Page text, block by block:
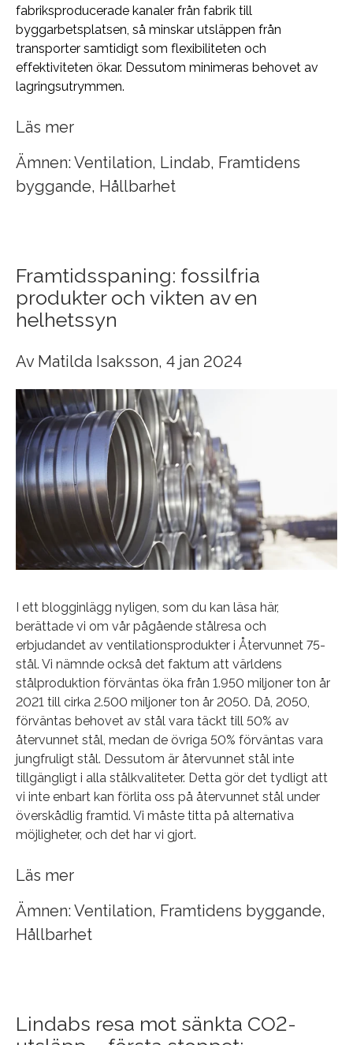
fabriksproducerade kanaler från fabrik till
byggarbetsplatsen, så minskar utsläppen från
transporter samtidigt som flexibiliteten och
effektiviteten ökar. Dessutom minimeras behovet av
lagringsutrymmen.
Läs mer
Ämnen: Ventilation, Lindab, Framtidens
byggande, Hållbarhet
Framtidsspaning: fossilfria
produkter och vikten av en
helhetssyn
Av Matilda Isaksson, 4 jan 2024
I ett blogginlägg nyligen, som du kan läsa här,
berättade vi om vår pågående stålresa och
erbjudandet av ventilationsprodukter i Återvunnet 75-
stål. Vi nämnde också det faktum att världens
stålproduktion förväntas öka från 1.950 miljoner ton år
2021 till cirka 2.500 miljoner ton år 2050. Då, 2050,
förväntas behovet av stål vara täckt till 50% av
återvunnet stål, medan de övriga 50% förväntas vara
jungfruligt stål. Dessutom är återvunnet stål inte
tillgängligt i alla stålkvaliteter. Detta gör det tydligt att
vi inte enbart kan förlita oss på återvunnet stål under
överskådlig framtid. Vi måste titta på alternativa
möjligheter, och det har vi gjort.
Läs mer
Ämnen: Ventilation, Framtidens byggande,
Hållbarhet
Lindabs resa mot sänkta CO2-